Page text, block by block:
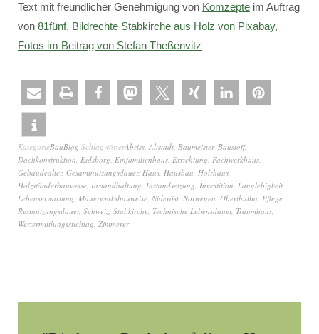
Text mit freundlicher Genehmigung von Komzepte im Auftrag
von 81fünf. Bildrechte Stabkirche aus Holz von Pixabay,
Fotos im Beitrag von Stefan Theßenvitz
KategorieBauBlog SchlagwörterAbriss, Altstadt, Baumeister, Baustoff,
Dachkonstruktion, Eidsborg, Einfamilienhaus, Errichtung, Fachwerkhaus,
Gebäudealter, Gesamtnutzungsdauer, Haus, Hausbau, Holzhaus,
Holzständerbauweise, Instandhaltung, Instandsetzung, Investition, Langlebigkeit,
Lebenserwartung, Mauerwerksbauweise, Nideröst, Norwegen, Oberthulba, Pflege,
Restnutzungsdauer, Schweiz, Stabkirche, Technische Lebensdauer, Traumhaus,
Wertermittlungsstichtag, Zimmerer